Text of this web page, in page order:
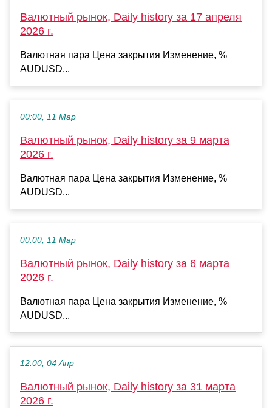
Валютный рынок, Daily history за 17 апреля
2026 г.
Валютная пара Цена закрытия Изменение, %
AUDUSD...
00:00, 11 Мар
Валютный рынок, Daily history за 9 марта
2026 г.
Валютная пара Цена закрытия Изменение, %
AUDUSD...
00:00, 11 Мар
Валютный рынок, Daily history за 6 марта
2026 г.
Валютная пара Цена закрытия Изменение, %
AUDUSD...
12:00, 04 Апр
Валютный рынок, Daily history за 31 марта
2026 г.